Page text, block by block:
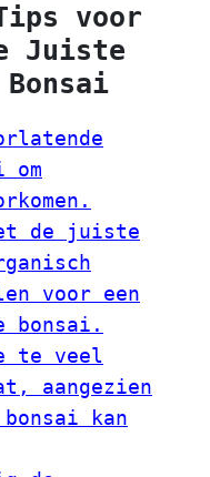
voor
Juiste
om
de juiste
voor een
bonsai.
te veel
aangezien
kan